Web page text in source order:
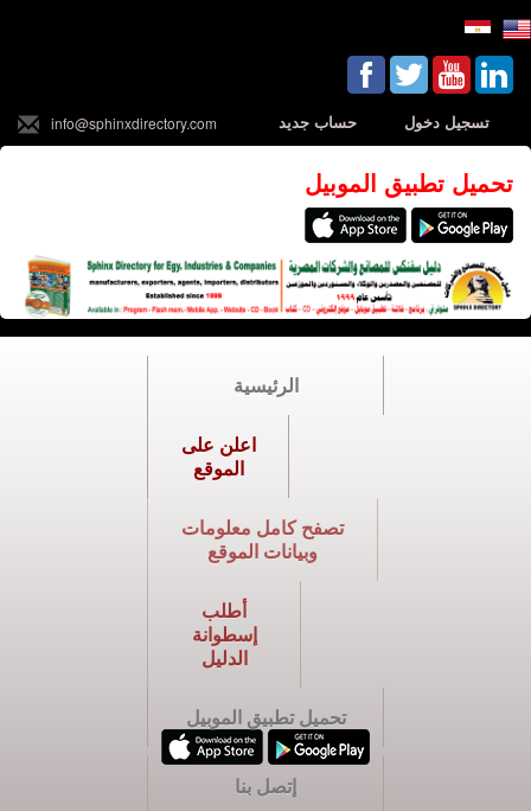
تسجيل دخول حساب جديد info@sphinxdirectory.com
تحميل تطبيق الموبيل
الرئيسية
اعلن على
الموقع
تصفح كامل معلومات
وبيانات الموقع
أطلب
إسطوانة
الدليل
تحميل تطبيق الموبيل
إتصل بنا